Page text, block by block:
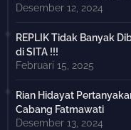
Desember 12, 2024
REPLIK Tidak Banyak
di SITA !!!
Februari 15, 2025
Rian Hidayat
Cabang Fatmawati
Desember 13, 2024